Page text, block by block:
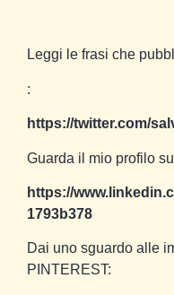
Leggi le frasi che
:
https://twitter.com/
Guarda il mio profilo
https://
1793b378
Dai uno sguardo alle
PINTEREST: